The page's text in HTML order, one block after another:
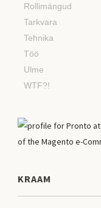
Rollimängud
Tarkvara
Tehnika
Töö
Ulme
WTF?!
KRAAM